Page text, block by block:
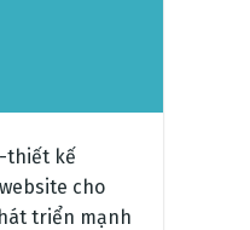
thiết kế
cho
triển mạnh